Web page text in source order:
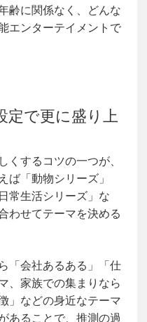
齢に関係なく、どんな
エンターテイメントで
定で更に盛り上
くするコツの一つが、
ば「動物シリーズ」
常生活シリーズ」な
わせてテーマを決める
「会社あるある」「仕
、家族での集まりなら
」などの身近なテーマ
あることで、推測の過